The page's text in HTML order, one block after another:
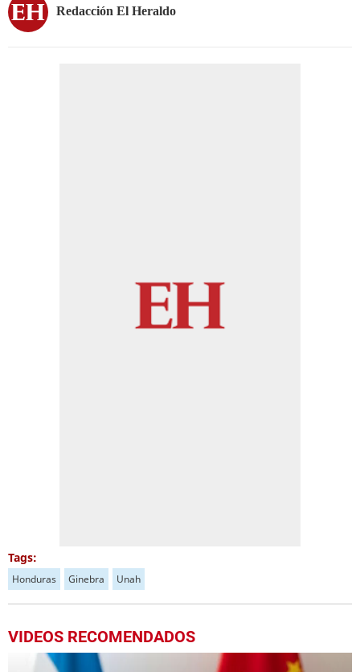
Redacción El Heraldo
Tags:
Honduras Ginebra Unah
VIDEOS RECOMENDADOS